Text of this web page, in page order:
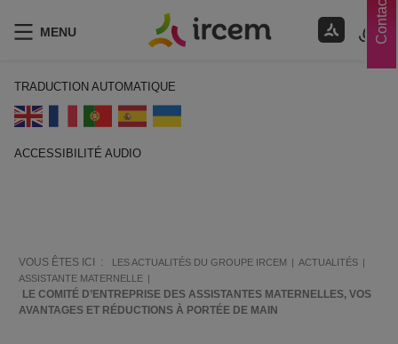
Contacts
MENU
TRADUCTION AUTOMATIQUE
ACCESSIBILITÉ AUDIO
VOUS ÊTES ICI : LES ACTUALITÉS DU GROUPE IRCEM
ACTUALITÉS
ASSISTANTE MATERNELLE
LE COMITÉ D’ENTREPRISE DES ASSISTANTES MATERNELLES, VOS
AVANTAGES ET RÉDUCTIONS À PORTÉE DE MAIN